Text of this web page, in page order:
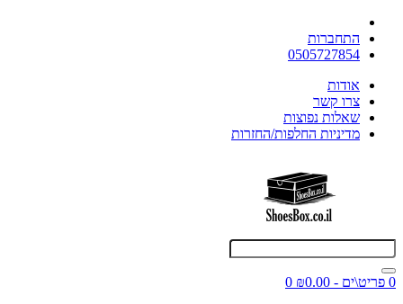
התחברות
0505727854
אודות
צרו קשר
שאלות נפוצות
מדיניות החלפות/החזרות
0 פריט\ים - ₪0.00
0